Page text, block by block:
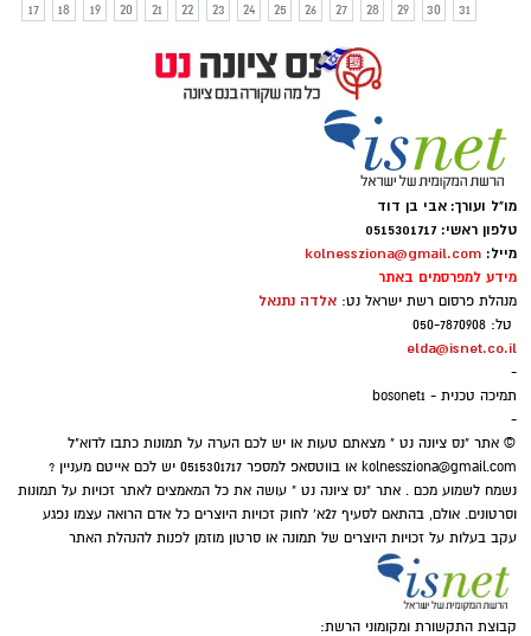
17
18 19 20 21 22 23 24 25 26 27 28 29 30 31
מו"ל ועורך: אבי בן דוד
טלפון ראשי: 0515301717
מייל: kolnessziona@gmail.com
מידע למפרסמים באתר
מנהלת פרסום רשת ישראל נט: אלדה נתנאל
טל: 050-7870908
elda@isnet.co.il
-
תמיכה טכנית - bosonet1
-
© אתר "נס ציונה נט " מצאתם טעות או יש לכם הערה על תמונות כתבו לדוא"ל
kolnessziona@gmail.com
או בווטסאפ למספר 0515301717 יש לכם אייטם מעניין ?
נשמח לשמוע מכם . אתר "נס ציונה נט " עושה את כל המאמצים לאתר זכויות על תמונות
וסרטונים. אולם, בהתאם לסעיף 27א' לחוק זכויות היוצרים כל אדם הרואה עצמו נפגע
עקב בעלות על זכויות היוצרים של תמונה או סרטון מוזמן לפנות להנהלת האתר
קבוצת התקשורת ומקומוני הרשת: